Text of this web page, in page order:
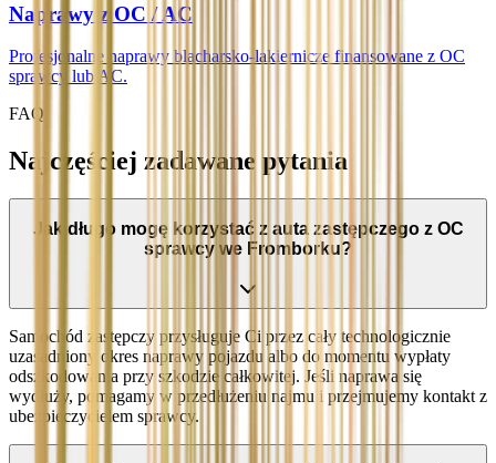
Naprawy z OC / AC
Profesjonalne naprawy blacharsko-lakiernicze finansowane z OC
sprawcy lub AC.
FAQ
Najczęściej zadawane pytania
Jak długo mogę korzystać z auta zastępczego z OC
sprawcy we Fromborku?
Samochód zastępczy przysługuje Ci przez cały technologicznie
uzasadniony okres naprawy pojazdu albo do momentu wypłaty
odszkodowania przy szkodzie całkowitej. Jeśli naprawa się
wydłuży, pomagamy w przedłużeniu najmu i przejmujemy kontakt z
ubezpieczycielem sprawcy.